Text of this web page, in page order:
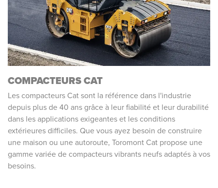
COMPACTEURS CAT
Les compacteurs Cat sont la référence dans l'industrie
depuis plus de 40 ans grâce à leur fiabilité et leur durabilité
dans les applications exigeantes et les conditions
extérieures difficiles. Que vous ayez besoin de construire
une maison ou une autoroute, Toromont Cat propose une
gamme variée de compacteurs vibrants neufs adaptés à vos
besoins.